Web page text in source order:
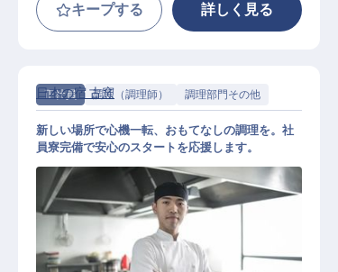
キープする 詳しく見る
正社員 調理（調理師） 調理部門その他
日本の宿 古窯
新しい場所で心機一転、おもてなしの調理を。社
員寮完備で安心のスタートを応援します。